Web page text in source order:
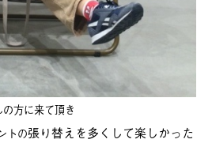
方に来て頂き
トの張り替えを多くして楽しかった